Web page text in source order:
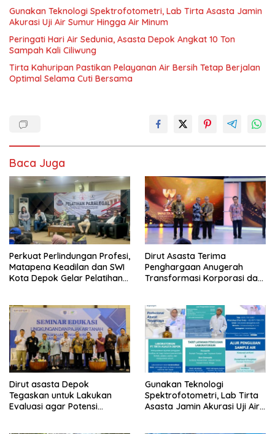
Gunakan Teknologi Spektrofotometri, Lab Tirta Asasta Jamin
Akurasi Uji Air Sumur Hingga Air Minum
Peringati Hari Air Sedunia, Asasta Depok Angkat 10 Ton
Sampah Kali Ciliwung
Tirta Kahuripan Pastikan Pelayanan Air Bersih Tetap Berjalan
Optimal Selama Cuti Bersama
Baca Juga
Perkuat Perlindungan Profesi,
Matapena Keadilan dan SWI
Kota Depok Gelar Pelatihan
Dirut Asasta Terima
Penghargaan Anugerah
Transformasi Korporasi dan
Dirut asasta Depok
Tegaskan untuk Lakukan
Evaluasi agar Potensi
Gunakan Teknologi
Spektrofotometri, Lab Tirta
Asasta Jamin Akurasi Uji Air